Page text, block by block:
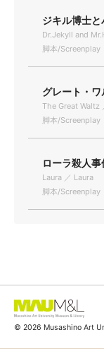
ジキル博士
Dr.Jekyll and
脚本/Screenplay
グレート・
The Great Waltz
脚本/Screenplay
ローラ殺人
Laura ／ Laura
脚本/Screenplay
© 2026 Musashino Art